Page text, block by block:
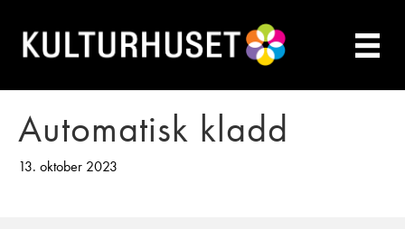
Automatisk kladd
13. oktober 2023